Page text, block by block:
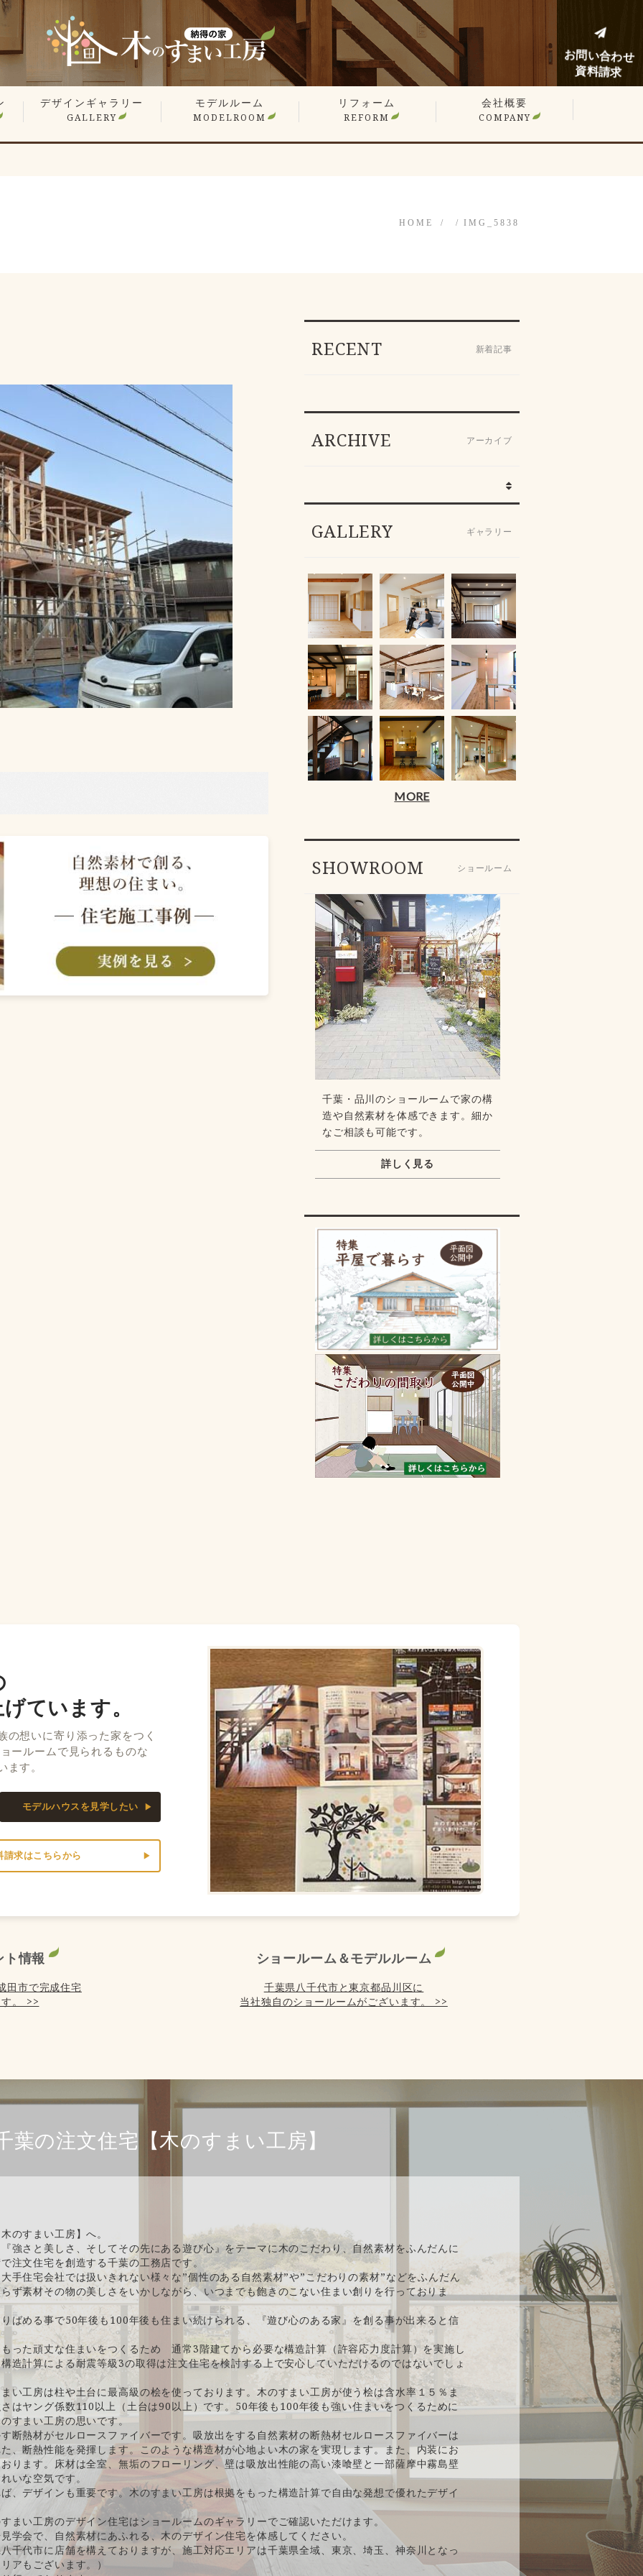
デザインギャラリー
GALLERY
住宅 施工事例
商業施設 施工事例
YouTube
オーナー様のお住まい拝見
平屋特集
こだわりの間取り
モデルルーム
MODELROOM
リフォーム
REFORM
戸建てリフォーム
マンションリフォーム
リフォーム施工事例
リフォームノウハウブログ
会社概要
COMPANY
HOME IMG_5838
RECENT 新着記事
ARCHIVE アーカイブ
GALLERY ギャラリー
MORE
SHOWROOM ショールーム
千葉・品川のショールームで家の構
造や自然素材を体感できます。細か
なご相談も可能です。
詳しく見る
ています。
の想いに寄り添った家をつく
ールームで見られるものな
す。
モデルハウスを見学したい
求はこちらから
ト情報
田市で完成住宅
。 >>
ショールーム＆モデルルーム
千葉県八千代市と東京都品川区に
当社独自のショールームがございます。 >>
葉の注文住宅【木のすまい工房】
のすまい工房】へ。
強さと美しさ、そしてその先にある遊び心』をテーマに木のこだわり、自然素材をふんだんに
注文住宅を創造する千葉の工務店です。
手住宅会社では扱いきれない様々な”個性のある自然素材”や”こだわりの素材”などをふんだん
ず素材その物の美しさをいかしながら、いつまでも飽きのこない住まい創りを行っておりま
ばめる事で50年後も100年後も住まい続けられる、『遊び心のある家』を創る事が出来ると信
った頑丈な住まいをつくるため 通常3階建てから必要な構造計算（許容応力度計算）を実施し
造計算による耐震等級3の取得は注文住宅を検討する上で安心していただけるのではないでしょ
い工房は柱や土台に最高級の桧を使っております。木のすまい工房が使う桧は含水率１５％ま
はヤング係数110以上（土台は90以上）です。50年後も100年後も強い住まいをつくるために
すまい工房の思いです。
断熱材がセルロースファイバーです。吸放出をする自然素材の断熱材セルロースファイバーは
、断熱性能を発揮します。このような構造材が心地よい木の家を実現します。また、内装にお
ります。床材は全室、無垢のフローリング、壁は吸放出性能の高い漆喰壁と一部薩摩中霧島壁
いな空気です。
、デザインも重要です。木のすまい工房は根拠をもった構造計算で自由な発想で優れたデザイ
まい工房のデザイン住宅はショールームのギャラリーでご確認いただけます。
学会で、自然素材にあふれる、木のデザイン住宅を体感してください。
千代市に店舗を構えておりますが、施工対応エリアは千葉県全域、東京、埼玉、神奈川となっ
アもございます。）
お問い合わせ
資料請求